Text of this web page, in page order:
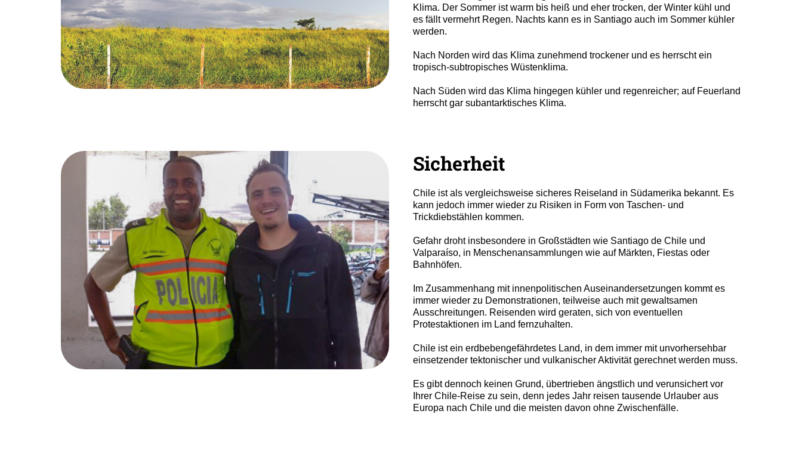
Klima. Der Sommer ist warm bis heiß und eher trocken, der Winter kühl und
es fällt vermehrt Regen. Nachts kann es in Santiago auch im Sommer kühler
werden.
Nach Norden wird das Klima zunehmend trockener und es herrscht ein
tropisch-subtropisches Wüstenklima.
Nach Süden wird das Klima hingegen kühler und regenreicher; auf Feuerland
herrscht gar subantarktisches Klima.
Sicherheit
Chile ist als vergleichsweise sicheres Reiseland in Südamerika bekannt. Es
kann jedoch immer wieder zu Risiken in Form von Taschen- und
Trickdiebstählen kommen.
Gefahr droht insbesondere in Großstädten wie Santiago de Chile und
Valparaíso, in Menschenansammlungen wie auf Märkten, Fiestas oder
Bahnhöfen.
Im Zusammenhang mit innenpolitischen Auseinandersetzungen kommt es
immer wieder zu Demonstrationen, teilweise auch mit gewaltsamen
Ausschreitungen. Reisenden wird geraten, sich von eventuellen
Protestaktionen im Land fernzuhalten.
Chile ist ein erdbebengefährdetes Land, in dem immer mit unvorhersehbar
einsetzender tektonischer und vulkanischer Aktivität gerechnet werden muss.
Es gibt dennoch keinen Grund, übertrieben ängstlich und verunsichert vor
Ihrer Chile-Reise zu sein, denn jedes Jahr reisen tausende Urlauber aus
Europa nach Chile und die meisten davon ohne Zwischenfälle.